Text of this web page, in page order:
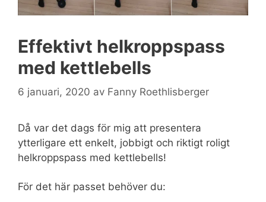
Effektivt helkroppspass
med kettlebells
6 januari, 2020 av Fanny Roethlisberger
Då var det dags för mig att presentera
ytterligare ett enkelt, jobbigt och riktigt roligt
helkroppspass med kettlebells!
För det här passet behöver du: